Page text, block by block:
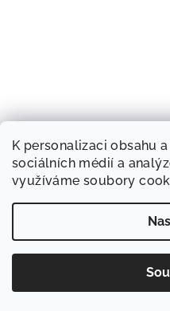
K personalizaci obsahu
sociálních médií a
využíváme soubory